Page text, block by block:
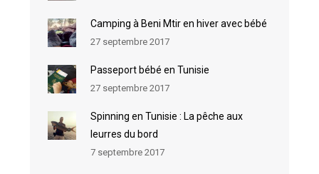
Camping à Beni Mtir en hiver avec bébé
27 septembre 2017
Passeport bébé en Tunisie
27 septembre 2017
Spinning en Tunisie : La pêche aux
leurres du bord
7 septembre 2017